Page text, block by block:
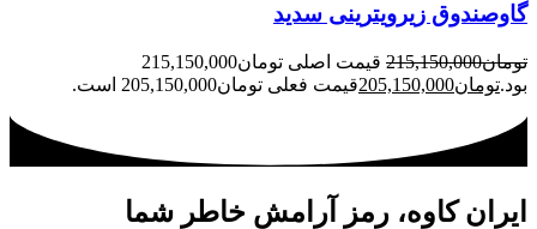
گاوصندوق زیرویترینی سدید
تومان215,150,000
قیمت اصلی تومان215,150,000
بود.تومان205,150,000قیمت فعلی تومان205,150,000 است.
ایران کاوه، رمز آرامش خاطر شما